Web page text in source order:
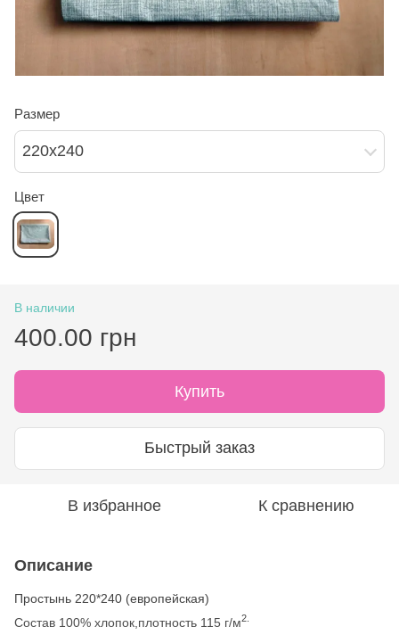
Размер
220х240
Цвет
В наличии
400.00 грн
Купить
Быстрый заказ
В избранное К сравнению
Описание
Простынь 220*240 (европейская)
Состав 100% хлопок,плотность 115 г/м2.